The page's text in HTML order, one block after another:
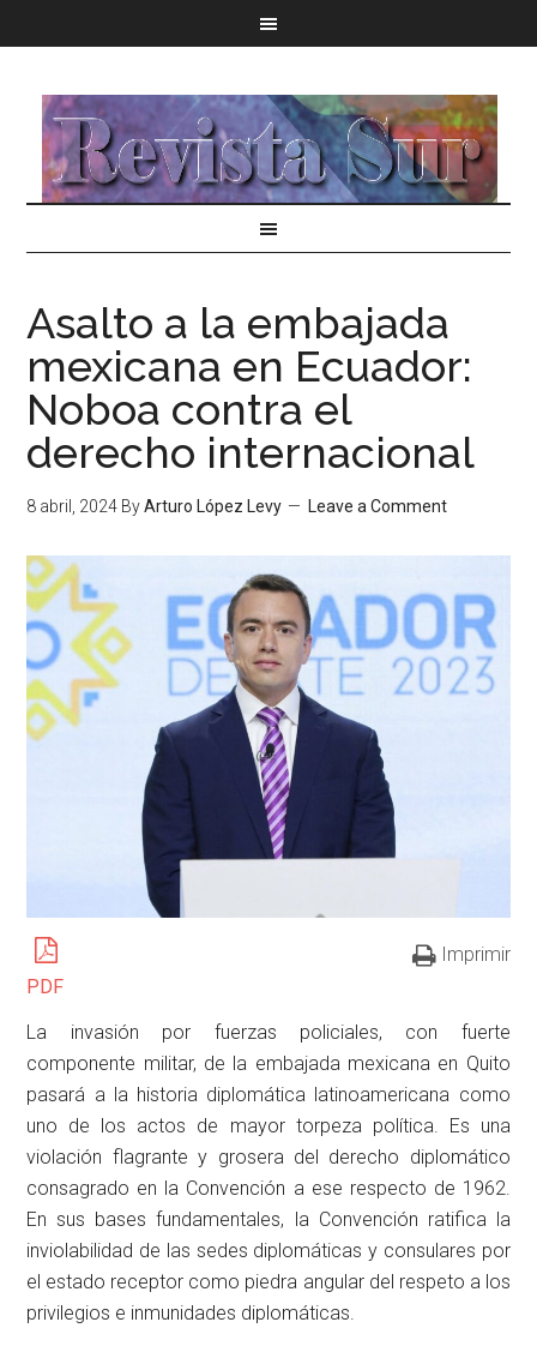
Asalto a la embajada
mexicana en Ecuador:
Noboa contra el
derecho internacional
8 abril, 2024 ByArturo López Levy Leave a Comment
PDF
Imprimir
La invasión por fuerzas policiales, con fuerte
componente militar, de la embajada mexicana en Quito
pasará a la historia diplomática latinoamericana como
uno de los actos de mayor torpeza política. Es una
violación flagrante y grosera del derecho diplomático
consagrado en la Convención a ese respecto de 1962.
En sus bases fundamentales, la Convención ratifica la
inviolabilidad de las sedes diplomáticas y consulares por
el estado receptor como piedra angular del respeto a los
privilegios e inmunidades diplomáticas.